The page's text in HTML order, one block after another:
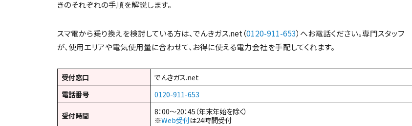
きのそれぞれの手順を解説します。
スマ電から乗り換えを検討している方は、でんきガス.net（0120-911-653）へお電話ください。専門スタッフ
が、使用エリアや電気使用量に合わせて、お得に使える電力会社を手配してくれます。
受付窓口
でんきガス.net
電話番号
0120-911-653
受付時間
8：00～20：45（年末年始を除く）
※Web受付は24時間受付